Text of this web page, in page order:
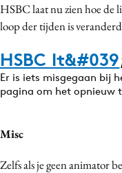
Purpose Marketing
Reputatie & crisis
HSBC laat nu zien hoe de
loop der tijden is
HSBC It&#039
Er is iets misgegaan bij
pagina om het opnieuw
Misc
Zelfs als je geen animator